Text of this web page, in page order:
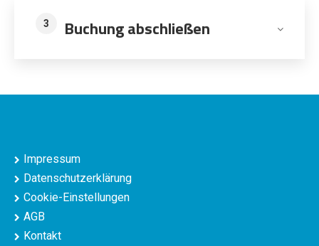
3 Buchung abschließen
Impressum
Datenschutzerklärung
Cookie-Einstellungen
AGB
Kontakt